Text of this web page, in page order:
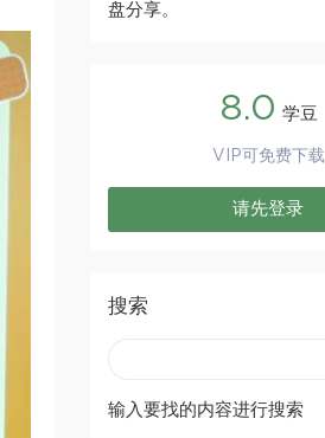
盘分享。
8.0 学豆
VIP可免费下载
请先登录
搜索
输入要找的内容进行搜索